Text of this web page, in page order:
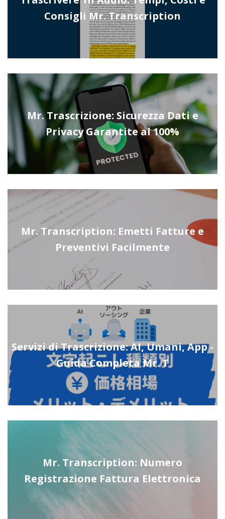
Consigli Mr. Transcription
Mr. Trascrizione: Sicurezza Dati e
Privacy Garantite al 100%
Mr. Transcription: Emetti Fatture e
Preventivi Facilmente
Servizi di Trascrizione: AI, Umani, App -
Guida Completa Mr. T
Mr. Transcription: Numero
Registrazione Fattura Elettronica